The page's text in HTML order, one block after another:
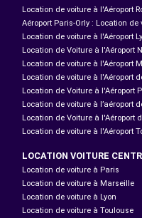
Location de voiture à l'Aéroport
Aéroport Paris-Orly : Location
Location de voiture à l'Aéroport
Location de Voiture à l'Aéroport
Location de voiture à l'Aéroport
Location de voiture à l'Aéroport
Location de Voiture à l'Aéroport
Location de voiture à l’aéroport
Location de Voiture à l'Aéroport
Location de voiture à l'Aéroport
LOCATION VOITURE
Location de voiture à Paris
Location de voiture à Marseille
Location de voiture à Lyon
Location de voiture à Toulouse